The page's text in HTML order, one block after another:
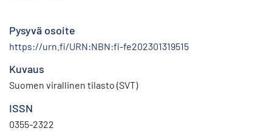
Pysyvä osoite
https://urn.fi/URN:NBN:fi-fe202301319515
Kuvaus
Suomen virallinen tilasto (SVT)
ISSN
0355-2322